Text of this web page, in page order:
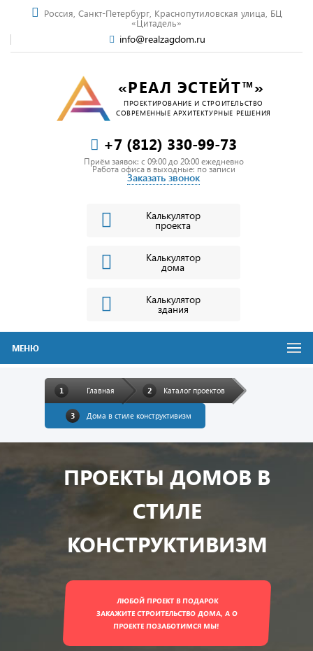
Россия, Санкт-Петербург, Краснопутиловская улица, БЦ
«Цитадель»
info@realzagdom.ru
«РЕАЛ ЭСТЕЙТ™»
ПРОЕКТИРОВАНИЕ И СТРОИТЕЛЬСТВО
СОВРЕМЕННЫЕ АРХИТЕКТУРНЫЕ РЕШЕНИЯ
+7 (812) 330-99-73
Приём заявок: c 09:00 до 20:00 ежедневно
Работа офиса в выходные: по записи
Заказать звонок
Калькулятор
проекта
Калькулятор
дома
Калькулятор
здания
МЕНЮ
Главная Каталог проектов
Дома в стиле конструктивизм
ПРОЕКТЫ ДОМОВ В
СТИЛЕ
КОНСТРУКТИВИЗМ
ЛЮБОЙ ПРОЕКТ В ПОДАРОК
ЗАКАЖИТЕ СТРОИТЕЛЬСТВО ДОМА, А О
ПРОЕКТЕ ПОЗАБОТИМСЯ МЫ!